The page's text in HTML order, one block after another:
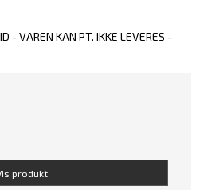
- VAREN KAN PT. IKKE LEVERES -
produkt